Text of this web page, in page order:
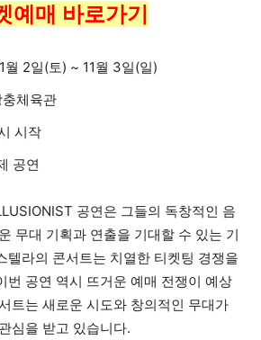
예매 바로가기
월 2일(토) ~ 11월 3일(일)
체육관
시작
공연
공연은 그들의 독창적인 음
무대 기획과 연출을 기대할 수 있는 기
텔라의 콘서트는 치열한 티켓팅 경쟁을
번 공연 역시 뜨거운 예매 전쟁이 예상
트는 새로운 시도와 창의적인 무대가
심을 받고 있습니다.